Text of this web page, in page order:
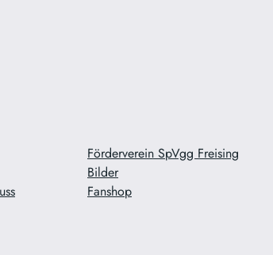
Förderverein SpVgg Freising
Bilder
Fanshop